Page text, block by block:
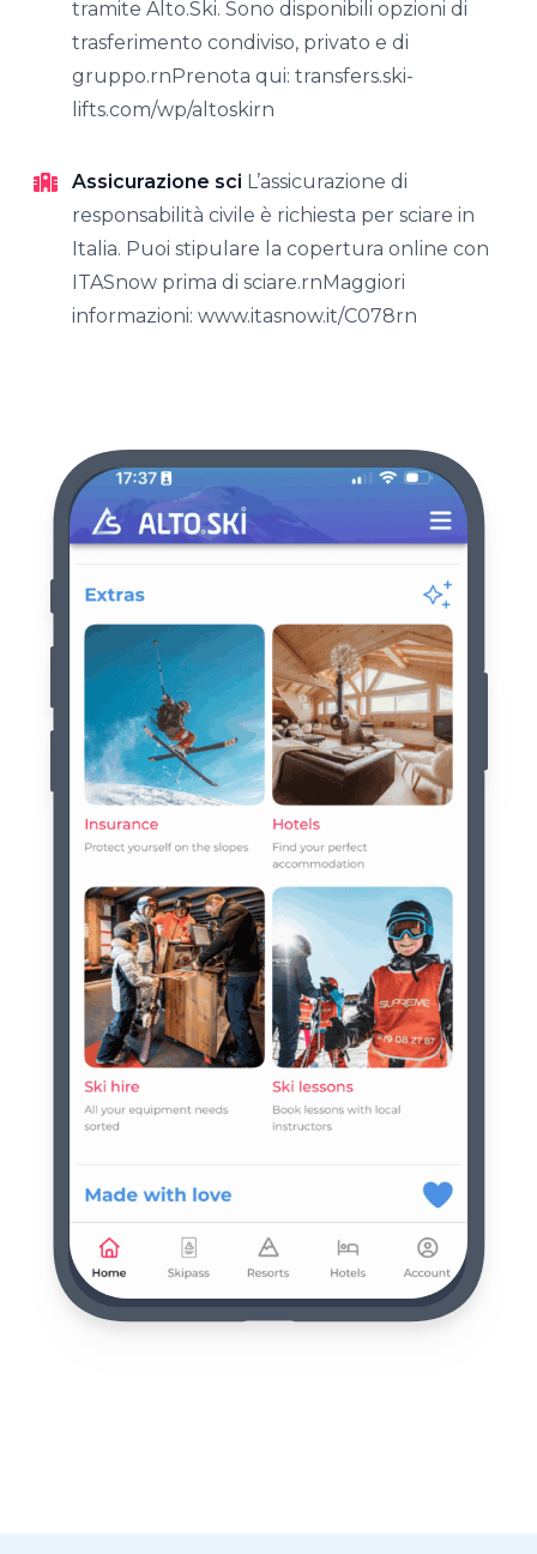
tramite Alto.Ski. Sono disponibili opzioni di
trasferimento condiviso, privato e di
gruppo.rnPrenota qui: transfers.ski-
lifts.com/wp/altoskirn
Assicurazione sci L’assicurazione di
responsabilità civile è richiesta per sciare in
Italia. Puoi stipulare la copertura online con
ITASnow prima di sciare.rnMaggiori
informazioni: www.itasnow.it/C078rn